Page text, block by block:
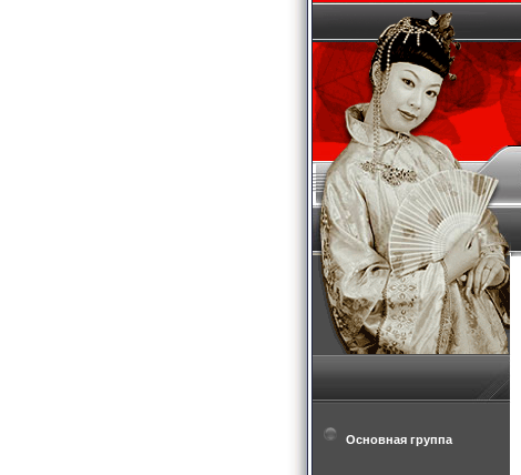
Основная группа